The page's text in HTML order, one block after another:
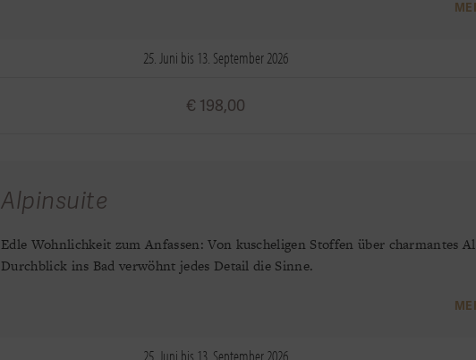
25. Juni bis 13. September 2026
€ 198,00
Alpinsuite
Edle Wohnlichkeit zum Anfassen: Von kuscheligen Stoffen über charmantes
Durchblick ins Bad verwöhnt jedes Detail die Sinne.